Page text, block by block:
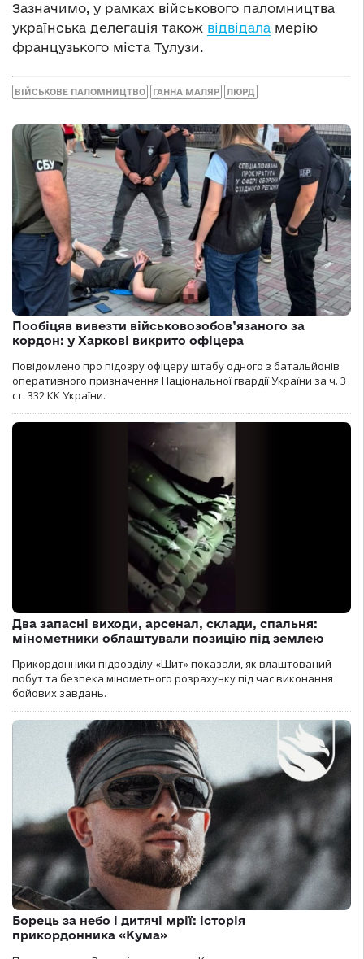
Зазначимо, у рамках військового паломництва
українська делегація також відвідала мерію
французького міста Тулузи.
ВІЙСЬКОВЕ ПАЛОМНИЦТВО ГАННА МАЛЯР ЛЮРД
Пообіцяв вивезти військовозобов’язаного за
кордон: у Харкові викрито офіцера
Повідомлено про підозру офіцеру штабу одного з батальйонів
оперативного призначення Національної гвардії України за ч. 3
ст. 332 КК України.
Два запасні виходи, арсенал, склади, спальня:
мінометники облаштували позицію під землею
Прикордонники підрозділу «Щит» показали, як влаштований
побут та безпека мінометного розрахунку під час виконання
бойових завдань.
Борець за небо і дитячі мрії: історія
прикордонника «Кума»